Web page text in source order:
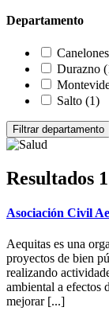
Departamento
Canelones
Durazno
Salto (1)
Resultados
Asociación Civil
Aequitas es una
proyectos de bien
realizando
ambiental a efectos
mejorar [...]